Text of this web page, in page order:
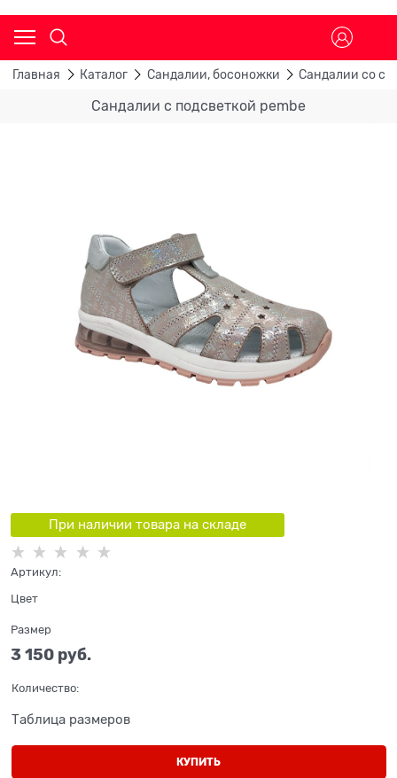
Главная Каталог Сандалии, босоножки Сандалии со
Сандалии с подсветкой pembe
При наличии товара на складе
Артикул:
Цвет
Размер
3 150 руб.
Количество:
Таблица размеров
КУПИТЬ